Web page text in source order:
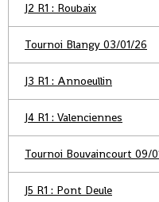
J2 R1 : Roubaix
Tournoi Blangy 03/01/26
J3 R1 : Annoeullin
J4 R1 : Valenciennes
Tournoi Bouvaincourt 09/
J5 R1 : Pont Deule